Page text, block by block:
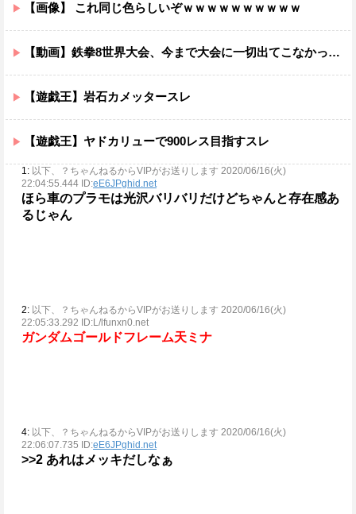
【画像】 これ同じ色らしいぞｗｗｗｗｗｗｗｗｗｗ
【動画】鉄拳8世界大会、今まで大会に一切出てこなかった誰も知らない無名のパキスタン人が世界王者を5タテで完封して優勝するｗｗｗｗｗｗｗ
【遊戯王】岩石カメッタースレ
【遊戯王】ヤドカリューで900レス目指すスレ
1: 以下、？ちゃんねるからVIPがお送りします 2020/06/16(火)
22:04:55.444 ID:eE6JPghid.net
ほら車のプラモは光沢バリバリだけどちゃんと存在感あ
るじゃん
2: 以下、？ちゃんねるからVIPがお送りします 2020/06/16(火)
22:05:33.292 ID:L/lfunxn0.net
ガンダムゴールドフレーム天ミナ
4: 以下、？ちゃんねるからVIPがお送りします 2020/06/16(火)
22:06:07.735 ID:eE6JPghid.net
>>2 あれはメッキだしなぁ